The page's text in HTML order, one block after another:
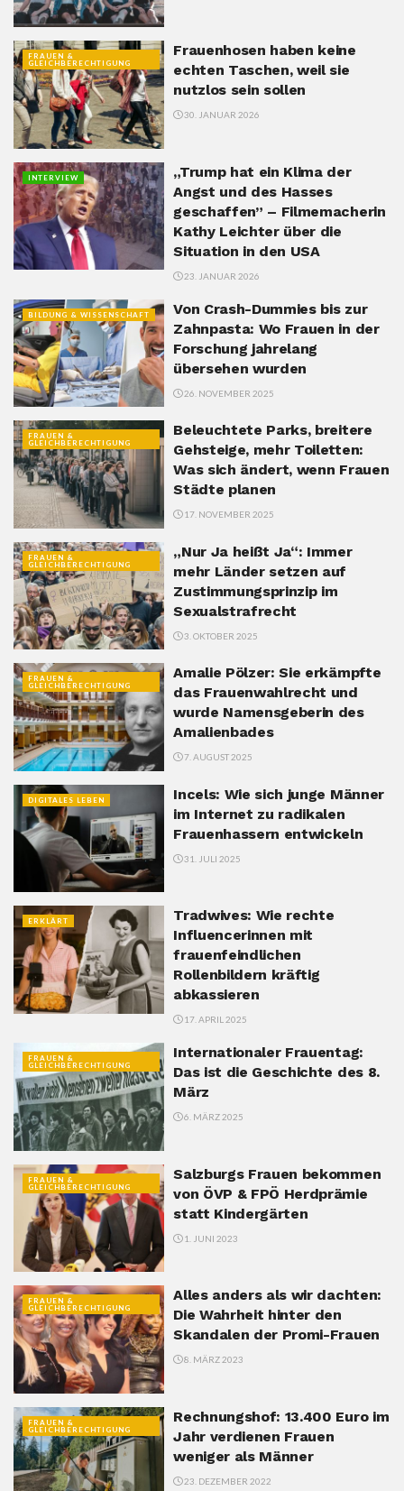
FRAUEN &
GLEICHBERECHTIGUNG
Frauenhosen haben keine
echten Taschen, weil sie
nutzlos sein sollen
30. JANUAR 2026
INTERVIEW
„Trump hat ein Klima der
Angst und des Hasses
geschaffen” – Filmemacherin
Kathy Leichter über die
Situation in den USA
23. JANUAR 2026
BILDUNG & WISSENSCHAFT
Von Crash-Dummies bis zur
Zahnpasta: Wo Frauen in der
Forschung jahrelang
übersehen wurden
26. NOVEMBER 2025
FRAUEN &
GLEICHBERECHTIGUNG
Beleuchtete Parks, breitere
Gehsteige, mehr Toiletten:
Was sich ändert, wenn Frauen
Städte planen
17. NOVEMBER 2025
FRAUEN &
GLEICHBERECHTIGUNG
„Nur Ja heißt Ja“: Immer
mehr Länder setzen auf
Zustimmungsprinzip im
Sexualstrafrecht
3. OKTOBER 2025
FRAUEN &
GLEICHBERECHTIGUNG
Amalie Pölzer: Sie erkämpfte
das Frauenwahlrecht und
wurde Namensgeberin des
Amalienbades
7. AUGUST 2025
DIGITALES LEBEN
Incels: Wie sich junge Männer
im Internet zu radikalen
Frauenhassern entwickeln
31. JULI 2025
ERKLÄRT
Tradwives: Wie rechte
Influencerinnen mit
frauenfeindlichen
Rollenbildern kräftig
abkassieren
17. APRIL 2025
FRAUEN &
GLEICHBERECHTIGUNG
Internationaler Frauentag:
Das ist die Geschichte des 8.
März
6. MÄRZ 2025
FRAUEN &
GLEICHBERECHTIGUNG
Salzburgs Frauen bekommen
von ÖVP & FPÖ Herdprämie
statt Kindergärten
1. JUNI 2023
FRAUEN &
GLEICHBERECHTIGUNG
Alles anders als wir dachten:
Die Wahrheit hinter den
Skandalen der Promi-Frauen
8. MÄRZ 2023
FRAUEN &
GLEICHBERECHTIGUNG
Rechnungshof: 13.400 Euro im
Jahr verdienen Frauen
weniger als Männer
23. DEZEMBER 2022